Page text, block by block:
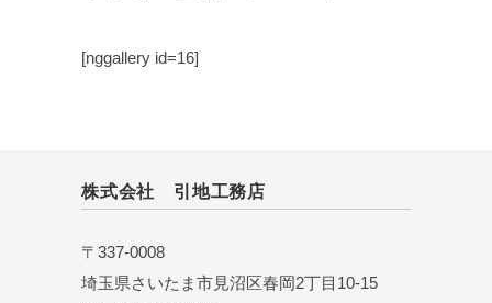
[nggallery id=16]
株式会社 引地工務店
〒337-0008
埼玉県さいたま市見沼区春岡2丁目10-15